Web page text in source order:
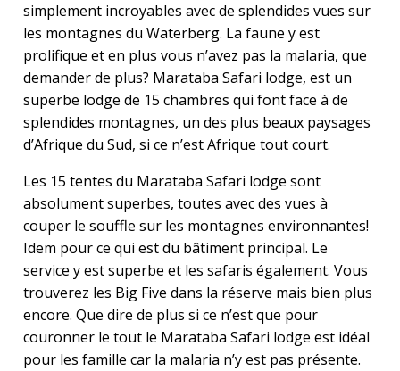
simplement incroyables avec de splendides vues sur
les montagnes du Waterberg. La faune y est
prolifique et en plus vous n’avez pas la malaria, que
demander de plus? Marataba Safari lodge, est un
superbe lodge de 15 chambres qui font face à de
splendides montagnes, un des plus beaux paysages
d’Afrique du Sud, si ce n’est Afrique tout court.
Les 15 tentes du Marataba Safari lodge sont
absolument superbes, toutes avec des vues à
couper le souffle sur les montagnes environnantes!
Idem pour ce qui est du bâtiment principal. Le
service y est superbe et les safaris également. Vous
trouverez les Big Five dans la réserve mais bien plus
encore. Que dire de plus si ce n’est que pour
couronner le tout le Marataba Safari lodge est idéal
pour les famille car la malaria n’y est pas présente.